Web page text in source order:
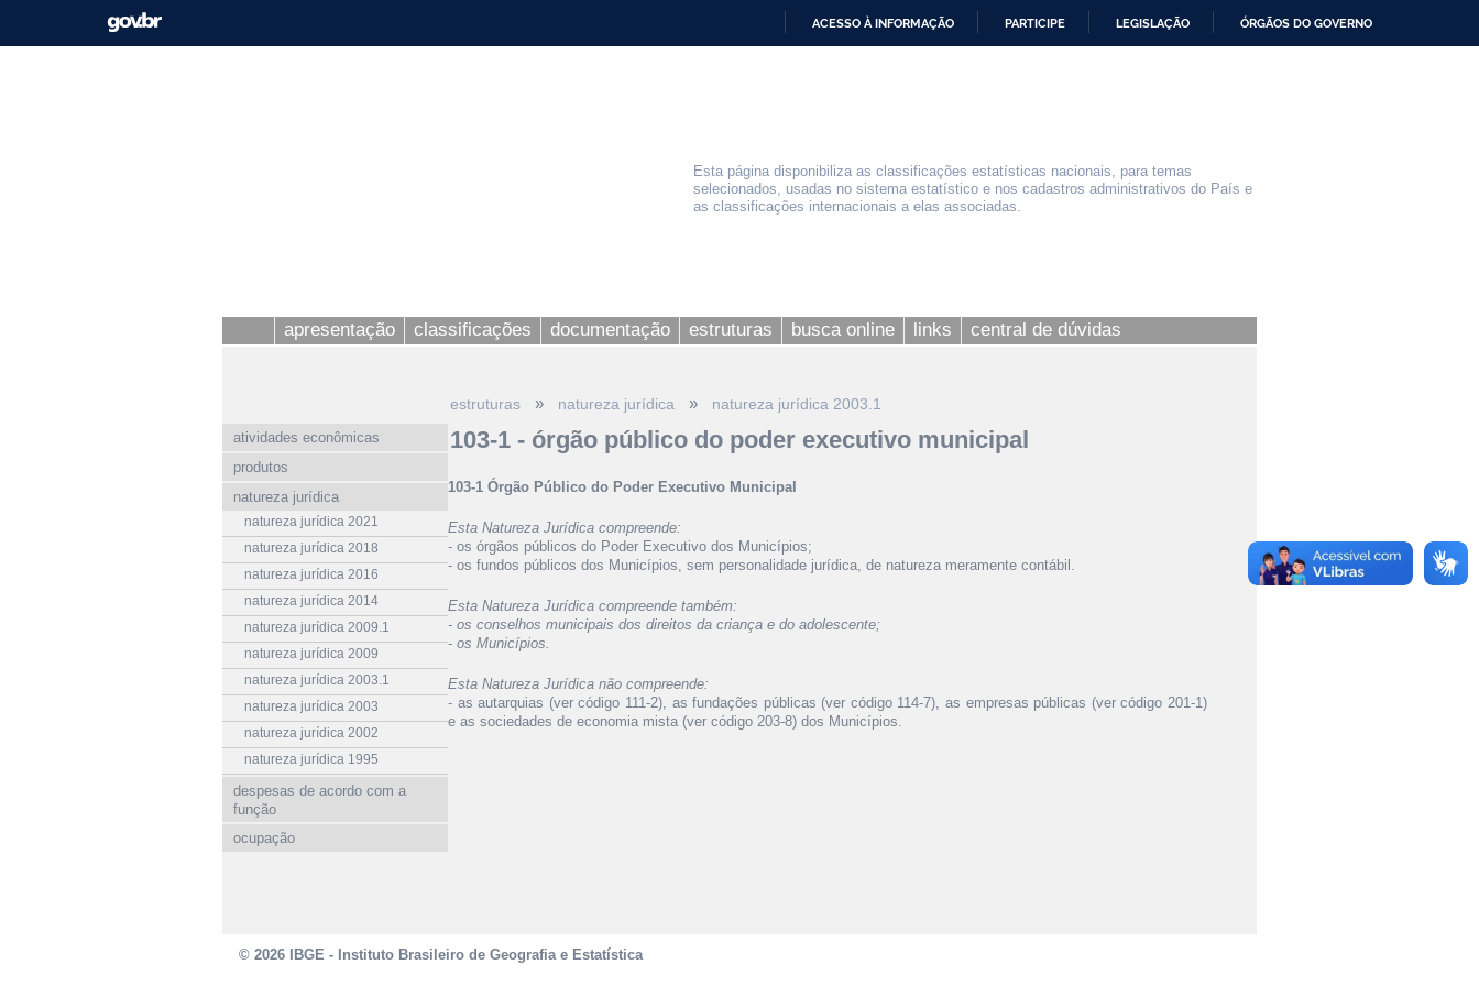
ACESSO À INFORMAÇÃO PARTICIPE LEGISLAÇÃO ÓRGÃOS DO GOVERNO
Esta página disponibiliza as classificações estatísticas nacionais, para temas
selecionados, usadas no sistema estatístico e nos cadastros administrativos do País e
as classificações internacionais a elas associadas.
apresentação classificações documentação estruturas busca online links central de dúvidas
atividades econômicas
produtos
natureza jurídica
natureza jurídica 2021
natureza jurídica 2018
natureza jurídica 2016
natureza jurídica 2014
natureza jurídica 2009.1
natureza jurídica 2009
natureza jurídica 2003.1
natureza jurídica 2003
natureza jurídica 2002
natureza jurídica 1995
despesas de acordo com a
função
ocupação
estruturas » natureza jurídica » natureza jurídica 2003.1
103-1 - órgão público do poder executivo municipal
103-1 Órgão Público do Poder Executivo Municipal
Esta Natureza Jurídica compreende:
- os órgãos públicos do Poder Executivo dos Municípios;
- os fundos públicos dos Municípios, sem personalidade jurídica, de natureza meramente contábil.
Esta Natureza Jurídica compreende também:
- os conselhos municipais dos direitos da criança e do adolescente;
- os Municípios.
Esta Natureza Jurídica não compreende:
- as autarquias (ver código 111-2), as fundações públicas (ver código 114-7), as empresas públicas (ver código 201-1)
e as sociedades de economia mista (ver código 203-8) dos Municípios.
© 2026 IBGE - Instituto Brasileiro de Geografia e Estatística